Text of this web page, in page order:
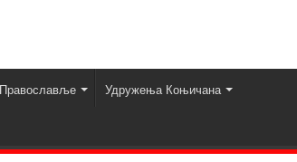
Православље Удружења Коњичана